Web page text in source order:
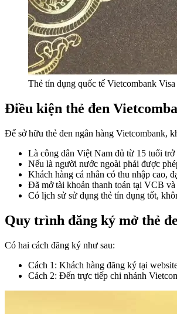
Thẻ tín dụng quốc tế Vietcombank Visa
Điều kiện thẻ đen
Để sở hữu thẻ đen ngân hàng Vietcombank,
Là công dân Việt Nam đủ từ 15 tuổi
Nếu là người nước ngoài phải được
Khách hàng cá nhân có thu nhập cao,
Đã mở tài khoản thanh toán tại VCB
Có lịch sử sử dụng thẻ tín dụng tốt,
Quy trình đăng ký mở thẻ
Có hai cách đăng ký như sau:
Cách 1: Khách hàng đăng ký tại
Cách 2: Đến trực tiếp chi nhánh